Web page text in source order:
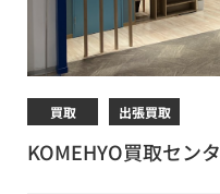
買取 出張買取
KOMEHYO買取セン